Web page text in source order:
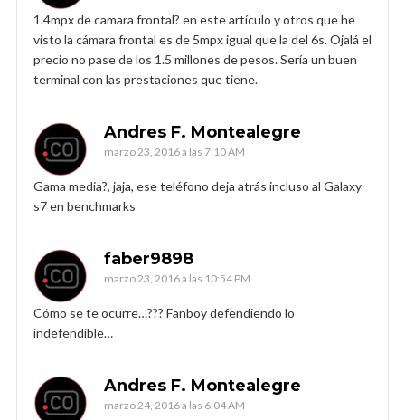
1.4mpx de camara frontal? en este artículo y otros que he
visto la cámara frontal es de 5mpx igual que la del 6s. Ojalá el
precio no pase de los 1.5 millones de pesos. Sería un buen
terminal con las prestaciones que tiene.
Andres F. Montealegre
marzo 23, 2016 a las 7:10 AM
Gama media?, jaja, ese teléfono deja atrás incluso al Galaxy
s7 en benchmarks
faber9898
marzo 23, 2016 a las 10:54 PM
Cómo se te ocurre…??? Fanboy defendiendo lo
indefendible…
Andres F. Montealegre
marzo 24, 2016 a las 6:04 AM